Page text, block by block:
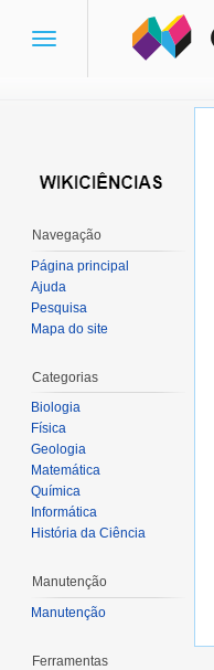
Toggle
Navegação
Página principal
Ajuda
Pesquisa
Mapa do site
Categorias
Biologia
Física
Geologia
Matemática
Química
Informática
História da Ciência
Manutenção
Manutenção
Ferramentas